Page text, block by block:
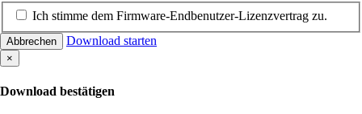
Ich stimme dem Firmware-Endbenutzer-Lizenzvertrag zu.
Abbrechen Download starten
×
Download bestätigen